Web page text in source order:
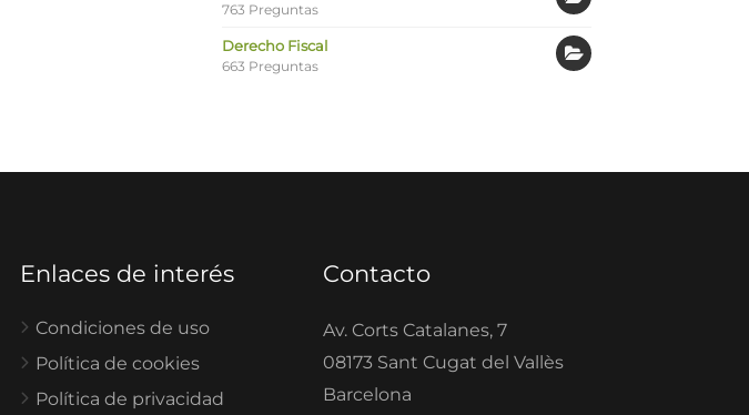
763 Preguntas
Derecho Fiscal
663 Preguntas
Enlaces de interés
Condiciones de uso
Política de cookies
Política de privacidad
Contacto
Av. Corts Catalanes, 7
08173 Sant Cugat del Vallès
Barcelona